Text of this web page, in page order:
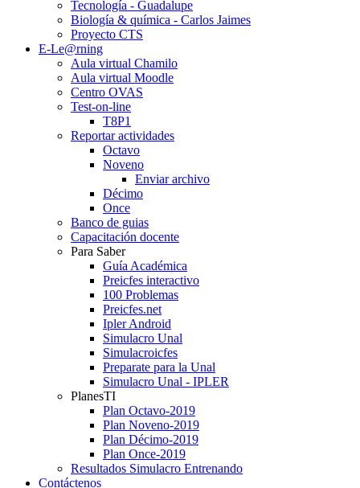
Tecnología - Guadalupe
Biología & química - Carlos Jaimes
Proyecto CTS
E-Le@rning
Aula virtual Chamilo
Aula virtual Moodle
Centro OVAS
Test-on-line
T8P1
Reportar actividades
Octavo
Noveno
Enviar archivo
Décimo
Once
Banco de guias
Capacitación docente
Para Saber
Guía Académica
Preicfes interactivo
100 Problemas
Preicfes.net
Ipler Android
Simulacro Unal
Simulacroicfes
Preparate para la Unal
Simulacro Unal - IPLER
PlanesTI
Plan Octavo-2019
Plan Noveno-2019
Plan Décimo-2019
Plan Once-2019
Resultados Simulacro Entrenando
Contáctenos